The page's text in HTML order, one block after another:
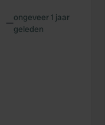
—ongeveer 1 jaar
geleden